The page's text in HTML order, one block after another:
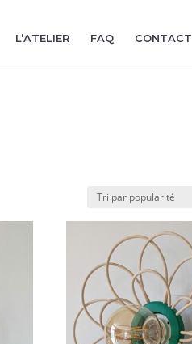
L’ATELIER FAQ CONTACT